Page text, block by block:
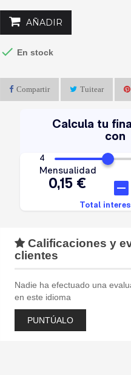
AÑADIR
 En stock
Compartir Tuitear
Calificaciones y
clientes
Nadie ha efectuado una
en este idioma
PUNTÚALO